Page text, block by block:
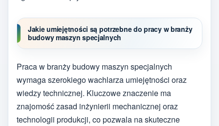
Jakie umiejętności są potrzebne do pracy w branży
budowy maszyn specjalnych
Praca w branży budowy maszyn specjalnych
wymaga szerokiego wachlarza umiejętności oraz
wiedzy technicznej. Kluczowe znaczenie ma
znajomość zasad inżynierii mechanicznej oraz
technologii produkcji, co pozwala na skuteczne